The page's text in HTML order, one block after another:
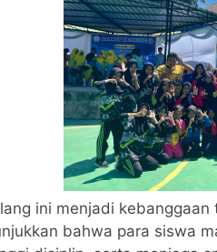
ini menjadi
bahwa para siswa